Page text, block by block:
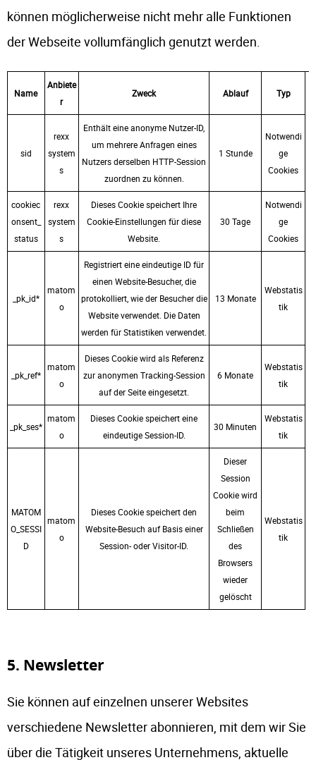
können möglicherweise nicht mehr alle Funktionen
der Webseite vollumfänglich genutzt werden.
Name
Anbiete
r
Zweck Ablauf Typ
sid
rexx
system
s
Enthält eine anonyme Nutzer-ID,
um mehrere Anfragen eines
Nutzers derselben HTTP-Session
zuordnen zu können.
1 Stunde
Notwendi
ge
Cookies
cookiec
onsent_
status
rexx
system
s
Dieses Cookie speichert Ihre
Cookie-Einstellungen für diese
Website.
30 Tage
Notwendi
ge
Cookies
_pk_id*
matom
o
Registriert eine eindeutige ID für
einen Website-Besucher, die
protokolliert, wie der Besucher die
Website verwendet. Die Daten
werden für Statistiken verwendet.
13 Monate
Webstatis
tik
_pk_ref*
matom
o
Dieses Cookie wird als Referenz
zur anonymen Tracking-Session
auf der Seite eingesetzt.
6 Monate
Webstatis
tik
_pk_ses*
matom
o
Dieses Cookie speichert eine
eindeutige Session-ID.
30 Minuten
Webstatis
tik
MATOM
O_SESSI
D
matom
o
Dieses Cookie speichert den
Website-Besuch auf Basis einer
Session- oder Visitor-ID.
Dieser
Session
Cookie wird
beim
Schließen
des
Browsers
wieder
gelöscht
Webstatis
tik
5. Newsletter
Sie können auf einzelnen unserer Websites
verschiedene Newsletter abonnieren, mit dem wir Sie
über die Tätigkeit unseres Unternehmens, aktuelle